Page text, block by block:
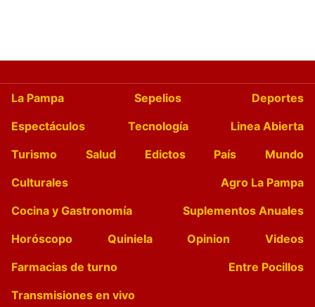
La Pampa Sepelios
Deportes
Espectáculos
Tecnología
Linea Abierta
Turismo
Salud Edictos País
Mundo
Culturales
Agro La Pampa
Cocina y Gastronomía
Suplementos Anuales
Horóscopo
Quiniela Opinion
Videos
Farmacias de turno
Entre Pocillos
Transmisiones en vivo